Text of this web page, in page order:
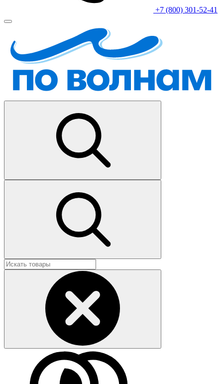
+7 (800) 301-52-41